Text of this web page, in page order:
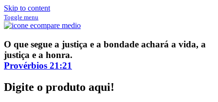
Skip to content
Toggle menu
ECompare e EConomize
ECompare e EConomize nas Lojas dos principais Marketplaces
brasileiros
O que segue a justiça e a bondade achará a vida, a
justiça e a honra.
Provérbios 21:21
Digite o produto aqui!